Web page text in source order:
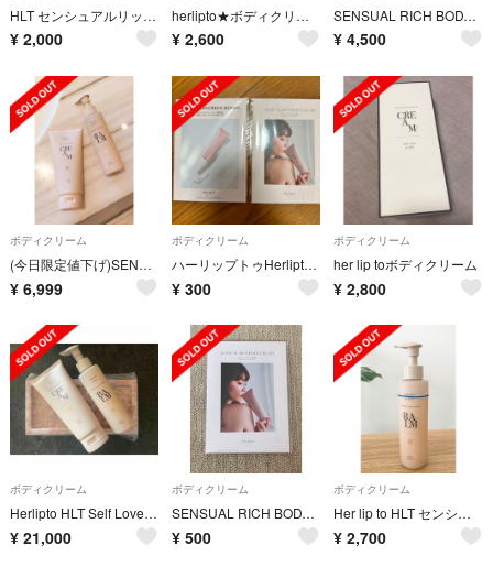
HLT センシュアルリッチ ボディクリーム
¥ 2,000
herlipto★ボディクリーム★ポーチセット★定価5,800円★フェイバリット
¥ 2,600
SENSUAL RICH BODY CREAM
¥ 4,500
ボディクリーム
(今日限定値下げ)SENSUAL RICH ボディクリーム＋バーム
¥ 6,999
ボディクリーム
ハーリップトゥHerliptoのボディクリーム・日焼け止め
¥ 300
ボディクリーム
her lip toボディクリーム
¥ 2,800
ボディクリーム
Herlipto HLT Self Love Rose Stone Set
¥ 21,000
ボディクリーム
SENSUAL RICH BODY CREAMサンプル
¥ 500
ボディクリーム
Her lip to HLT センシュアル リッチ ボディバーム 150ml
¥ 2,700